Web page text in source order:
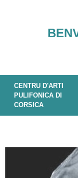
CENTRU D'ARTI
PULIFONICA DI
CORSICA